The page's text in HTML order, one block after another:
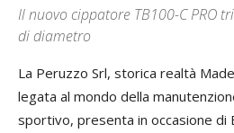
Il nuovo cippatore TB100-C PRO
di diametro
La Peruzzo Srl, storica realtà
legata al mondo della
sportivo, presenta in occasione di